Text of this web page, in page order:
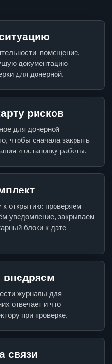
помещение,
документацию
для донерной.
рисков
для донерной
чтобы сначала закрыть
и остановку работы.
к открытию: проверяем
уведомление, закрываем
блоки к дате
внедряем
журналы для
отвечает и что
при проверке.
связи